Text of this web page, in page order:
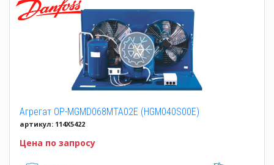
Агрегат OP-MGMD068MTA02E (HGM040S00E)
артикул: 114X5422
Цена по запросу